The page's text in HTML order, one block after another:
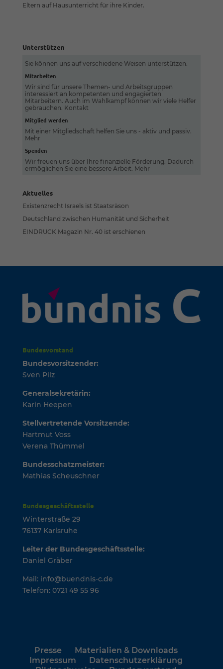
Eltern auf Hausunterricht für ihre Kinder.
Unterstützen
Sie können uns auf verschiedene Weisen unterstützen.
Mitarbeiten
Wir sind für unsere Themen- und Arbeitsgruppen
interessiert an kompetenten und engagierten
Mitarbeitern. Auch im Wahlkampf können wir viele Helfer
gebrauchen. Kontakt
Mitglied werden
Mit einer Mitgliedschaft helfen Sie uns - aktiv und passiv.
Mehr
Spenden
Wir freuen uns über Ihre finanzielle Förderung. Dadurch
ermöglichen Sie eine bessere Arbeit. Mehr
Aktuelles
Existenzrecht Israels ist Staatsräson
Deutschland zwischen Humanität und Sicherheit
EINDRUCK Magazin Nr. 40 ist erschienen
Bundesvorstand
Bundesvorsitzender:
Sven Pilz
Generalsekretärin:
Karin Heepen
Stellvertretende Vorsitzende:
Hartmut Voss
Verena Thümmel
Bundesschatzmeister:
Mathias Scheuschner
Bundesgeschäftsstelle
Winterstraße 29
76137 Karlsruhe
Leiter der Bundesgeschäftsstelle:
Daniel Gräber
Mail: info@buendnis-c.de
Telefon: 0721 49 55 96
Presse
Materialien & Downloads
Impressum
Datenschutzerklärung
Cookies. Sie können Ihre Einwilligung zu ganzen
Zurück
Datenschutzeinstellungen
Essenziell (1)
Essenzielle Cookies ermöglichen grundlegende Funktionen und
sind für die einwandfreie Funktion der Website erforderlich.
Cookie-Informationen anzeigen
Externe Medien (7)
Inhalte von Videoplattformen und Social-Media-Plattformen
werden standardmäßig blockiert. Wenn Cookies von externen